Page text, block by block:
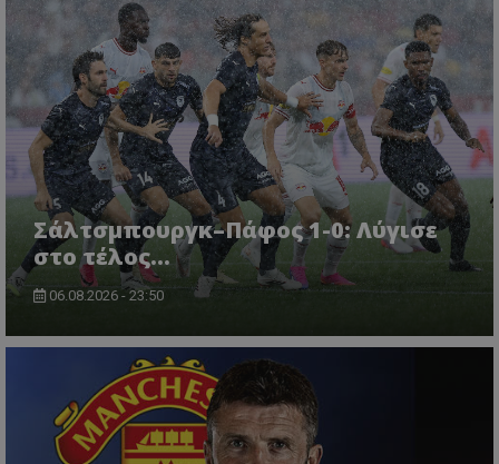
Σάλτσμπουργκ–Πάφος 1-0: Λύγισε
στο τέλος...
06.08.2026 - 23:50